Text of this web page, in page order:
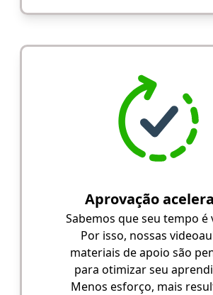
Aprovação
Sabemos que seu tempo é
Por isso, nossas
materiais de apoio são
para otimizar seu
Menos esforço, mais